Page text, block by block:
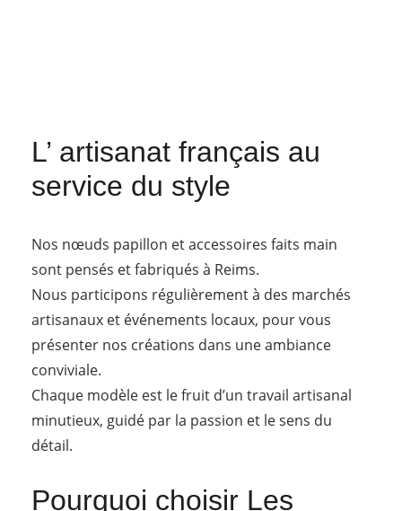
L’ artisanat français au
service du style
Nos nœuds papillon et accessoires faits main
sont pensés et fabriqués à Reims.
Nous participons régulièrement à des marchés
artisanaux et événements locaux, pour vous
présenter nos créations dans une ambiance
conviviale.
Chaque modèle est le fruit d’un travail artisanal
minutieux, guidé par la passion et le sens du
détail.
Pourquoi choisir Les